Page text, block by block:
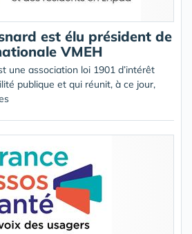
est élu président de
VMEH
une association loi 1901 d’intérêt
publique et qui réunit, à ce jour,